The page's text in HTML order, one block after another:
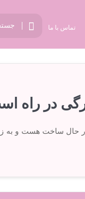
تماس با ما
در راه
حال ساخت هست و به